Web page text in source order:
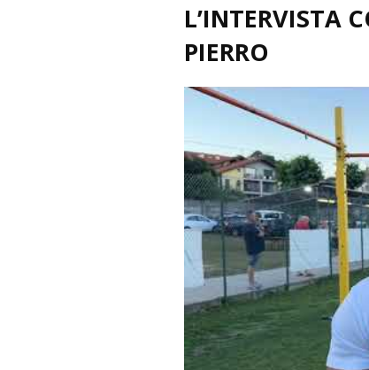
L’INTERVISTA
PIERRO